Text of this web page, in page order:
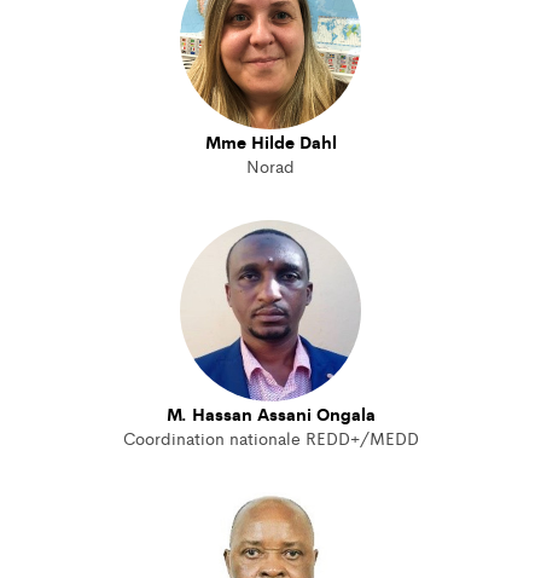
Mme Hilde Dahl
Norad
M. Hassan Assani Ongala
Coordination nationale REDD+/MEDD